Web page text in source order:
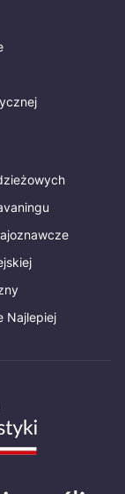
Najlepiej